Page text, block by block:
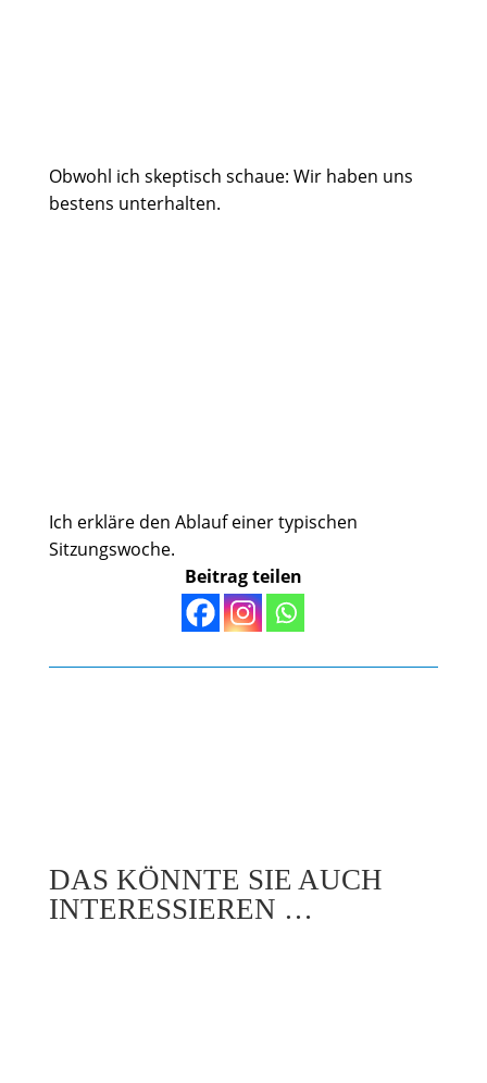
Obwohl ich skeptisch schaue: Wir haben uns
bestens unterhalten.
Ich erkläre den Ablauf einer typischen
Sitzungswoche.
Beitrag teilen
DAS KÖNNTE SIE AUCH
INTERESSIEREN …